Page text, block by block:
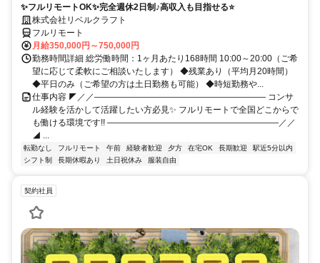
✨フルリモートOK✨完全週休2日制♪高収入も目指せる⭐
株式会社リベルクラフト
フルリモート
月給350,000円～750,000円
勤務時間詳細 総労働時間：1ヶ月あたり168時間 10:00～20:00（ご希
望に応じて柔軟にご相談いたします） ◆残業あり（平均月20時間）
◆平日のみ（ご希望の方は土日勤務も可能） ◆時短勤務や...
仕事内容 ◤／／―――――――――――――――――――― コンサ
ル経験を活かして活躍したい方必見✨ フルリモートで全国どこからで
も働ける環境です!! ――――――――――――――――――――／／
◢ ...
転勤なし フルリモート 午前 経験者歓迎 夕方 在宅OK 長期歓迎
駅近5分以内
シフト制
長期休暇あり 土日祝休み 服装自由
契約社員